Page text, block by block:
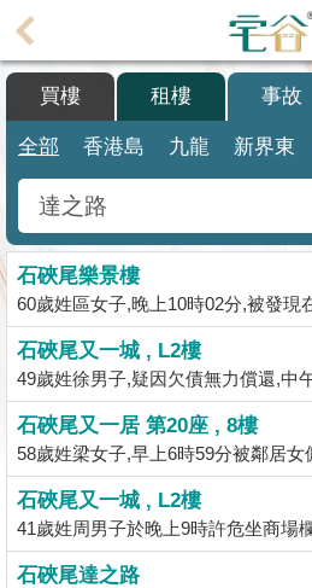
理
主
搵
樓/
成
交
業
主
放
盤
宅
谷
按
揭
買樓 租樓 事故
全部 香港島 九龍 新界東
石硤尾樂景樓
60歲姓區女子,晚上10時02分,被發現
石硤尾又一城 , L2樓
49歲姓徐男子,疑因欠債無力償還,中
石硤尾又一居 第20座 , 8樓
58歲姓梁女子,早上6時59分被鄰居女
石硤尾又一城 , L2樓
41歲姓周男子於晚上9時許危坐商場
石硤尾達之路